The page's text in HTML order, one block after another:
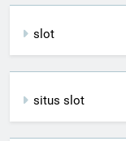
slot
situs slot